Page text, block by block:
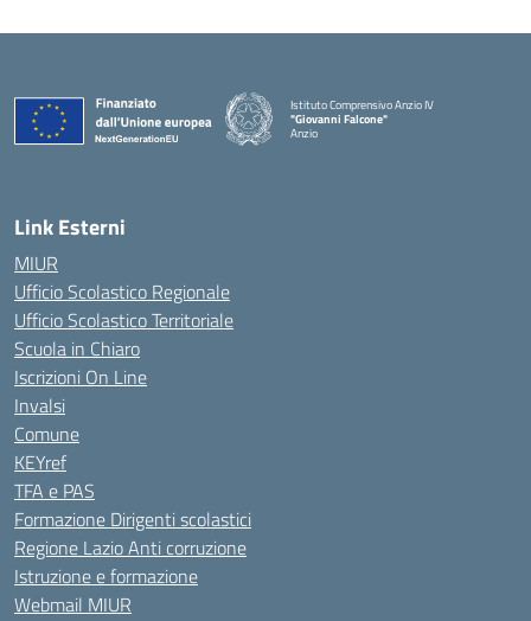
Istituto Comprensivo Anzio IV
"Giovanni Falcone"
Anzio
Link Esterni
MIUR
Ufficio Scolastico Regionale
Ufficio Scolastico Territoriale
Scuola in Chiaro
Iscrizioni On Line
Invalsi
Comune
KEYref
TFA e PAS
Formazione Dirigenti scolastici
Regione Lazio Anti corruzione
Istruzione e formazione
Webmail MIUR